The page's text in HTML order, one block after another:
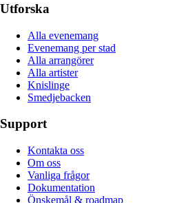
Utforska
Alla evenemang
Evenemang per stad
Alla arrangörer
Alla artister
Knislinge
Smedjebacken
Support
Kontakta oss
Om oss
Vanliga frågor
Dokumentation
Önskemål & roadmap